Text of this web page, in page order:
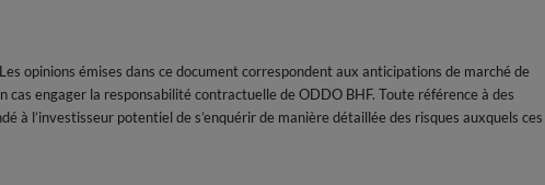
opinions émises dans ce document correspondent aux anticipations de marché de
engager la responsabilité contractuelle de ODDO BHF. Toute référence à des
à l’investisseur potentiel de s’enquérir de manière détaillée des risques auxquels ces